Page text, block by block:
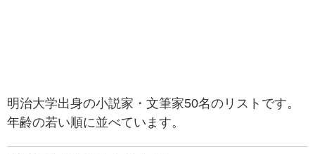
明治大学出身の小説家・文筆家50名のリストです。
年齢の若い順に並べています。